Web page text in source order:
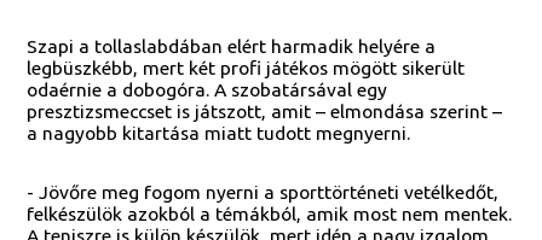
Szapi a tollaslabdában elért harmadik helyére a
legbüszkébb, mert két profi játékos mögött sikerült
odaérnie a dobogóra. A szobatársával egy
presztizsmeccset is játszott, amit – elmondása szerint –
a nagyobb kitartása miatt tudott megnyerni.
- Jövőre meg fogom nyerni a sporttörténeti vetélkedőt,
felkészülök azokból a témákból, amik most nem mentek.
A teniszre is külön készülök, mert idén a nagy izgalom